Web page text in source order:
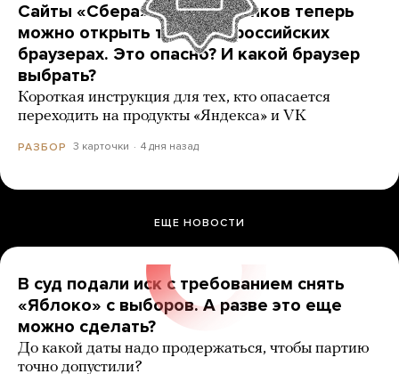
Сайты «Сбера» и других банков теперь
можно открыть только в российских
браузерах. Это опасно? И какой браузер
выбрать?
Короткая инструкция для тех, кто опасается
переходить на продукты «Яндекса» и VK
РАЗБОР 3 карточки 4 дня назад
ЕЩЕ НОВОСТИ
В суд подали иск с требованием снять
«Яблоко» с выборов. А разве это еще
можно сделать?
До какой даты надо продержаться, чтобы партию
точно допустили?